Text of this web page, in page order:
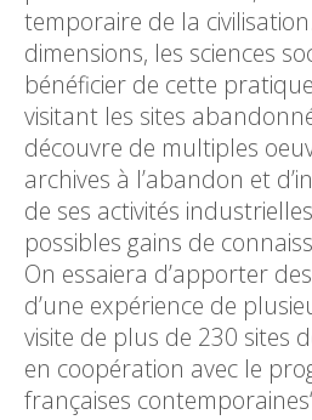
temporaire de la
dimensions, les sciences
bénéficier de cette
visitant les sites
découvre de multiples
archives à l’abandon et
de ses activités
possibles gains de
On essaiera d’apporter
d’une expérience de
visite de plus de 230 sites
en coopération avec le
françaises